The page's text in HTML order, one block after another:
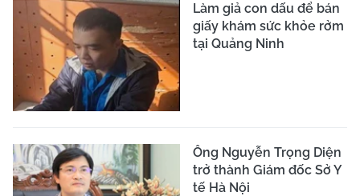
Làm giả con dấu để bán
giấy khám sức khỏe rởm
tại Quảng Ninh
Ông Nguyễn Trọng Diện
trở thành Giám đốc Sở Y
tế Hà Nội